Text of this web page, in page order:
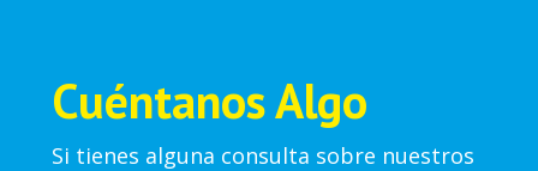
Cuéntanos Algo
Si tienes alguna consulta sobre nuestros